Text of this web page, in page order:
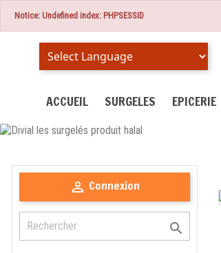
Notice: Undefined index: PHPSESSID
ACCUEIL SURGELES EPICERIE
 Connexion
